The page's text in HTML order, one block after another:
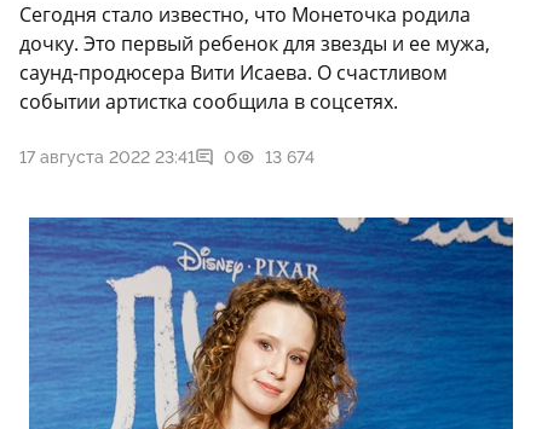
Сегодня стало известно, что Монеточка родила
дочку. Это первый ребенок для звезды и ее мужа,
саунд-продюсера Вити Исаева. О счастливом
событии артистка сообщила в соцсетях.
17 августа 2022 23:41 0 13 674